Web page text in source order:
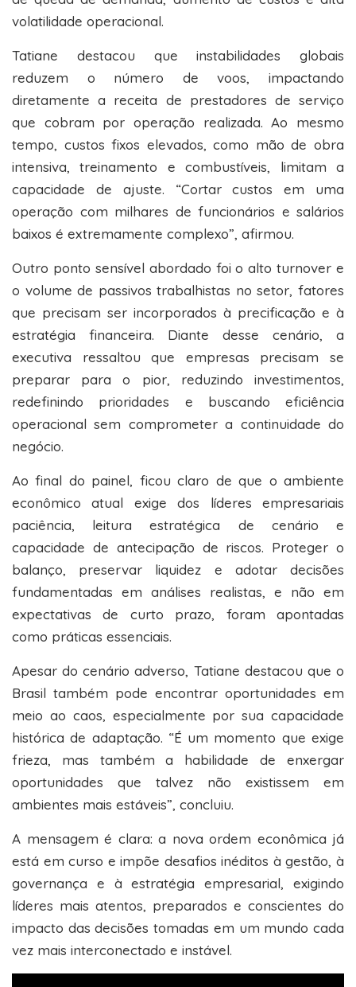
volatilidade operacional.
Tatiane destacou que instabilidades globais
reduzem o número de voos, impactando
diretamente a receita de prestadores de serviço
que cobram por operação realizada. Ao mesmo
tempo, custos fixos elevados, como mão de obra
intensiva, treinamento e combustíveis, limitam a
capacidade de ajuste. “Cortar custos em uma
operação com milhares de funcionários e salários
baixos é extremamente complexo”, afirmou.
Outro ponto sensível abordado foi o alto turnover e
o volume de passivos trabalhistas no setor, fatores
que precisam ser incorporados à precificação e à
estratégia financeira. Diante desse cenário, a
executiva ressaltou que empresas precisam se
preparar para o pior, reduzindo investimentos,
redefinindo prioridades e buscando eficiência
operacional sem comprometer a continuidade do
negócio.
Ao final do painel, ficou claro de que o ambiente
econômico atual exige dos líderes empresariais
paciência, leitura estratégica de cenário e
capacidade de antecipação de riscos. Proteger o
balanço, preservar liquidez e adotar decisões
fundamentadas em análises realistas, e não em
expectativas de curto prazo, foram apontadas
como práticas essenciais.
Apesar do cenário adverso, Tatiane destacou que o
Brasil também pode encontrar oportunidades em
meio ao caos, especialmente por sua capacidade
histórica de adaptação. “É um momento que exige
frieza, mas também a habilidade de enxergar
oportunidades que talvez não existissem em
ambientes mais estáveis”, concluiu.
A mensagem é clara: a nova ordem econômica já
está em curso e impõe desafios inéditos à gestão, à
governança e à estratégia empresarial, exigindo
líderes mais atentos, preparados e conscientes do
impacto das decisões tomadas em um mundo cada
vez mais interconectado e instável.